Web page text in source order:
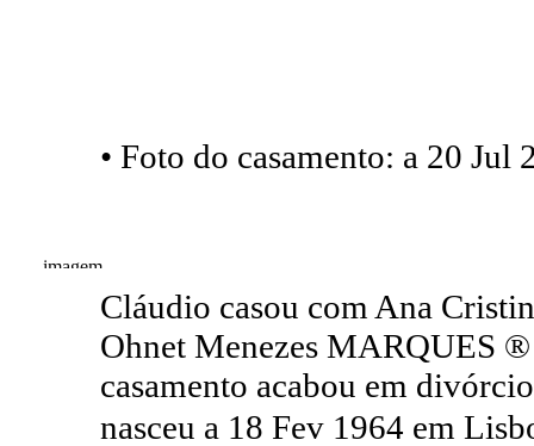
• Foto do casamento: a 20 Jul
Cláudio casou com Ana
Ohnet Menezes MARQUES
casamento acabou em
nasceu a 18 Fev 1964 em